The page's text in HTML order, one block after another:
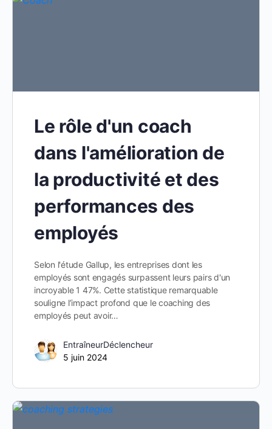
Le rôle d'un coach
dans l'amélioration de
la productivité et des
performances des
employés
Selon l'étude Gallup, les entreprises dont les
employés sont engagés surpassent leurs pairs d'un
incroyable 1 47%. Cette statistique remarquable
souligne l’impact profond que le coaching des
employés peut avoir…
EntraîneurDéclencheur
5 juin 2024